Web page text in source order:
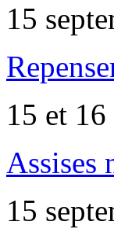
15
15 et
Assises
15